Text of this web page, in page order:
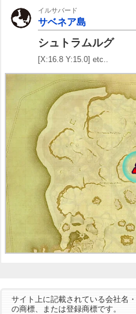
イルサバード
サベネア島
シュトラムルグ
[X:16.8 Y:15.0] etc..
サイト上に記載されている会社名
の商標、または登録商標です。